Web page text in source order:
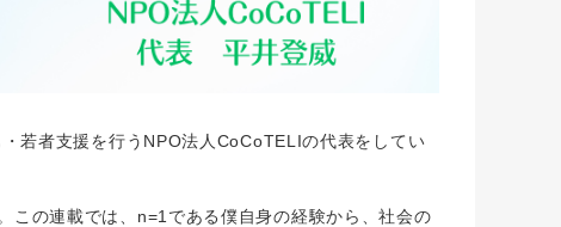
若者支援を行うNPO法人CoCoTELIの代表をしてい
の連載では、n=1である僕自身の経験から、社会の